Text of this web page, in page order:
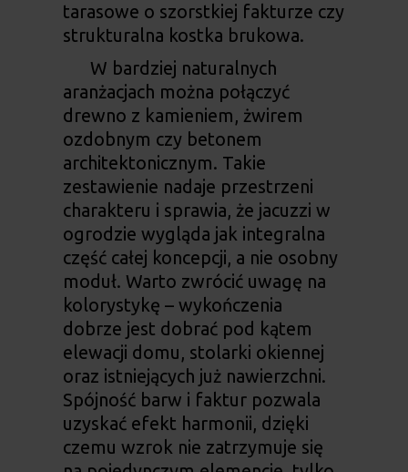
tarasowe o szorstkiej fakturze czy
strukturalna kostka brukowa.
W bardziej naturalnych
aranżacjach można połączyć
drewno z kamieniem, żwirem
ozdobnym czy betonem
architektonicznym. Takie
zestawienie nadaje przestrzeni
charakteru i sprawia, że jacuzzi w
ogrodzie wygląda jak integralna
część całej koncepcji, a nie osobny
moduł. Warto zwrócić uwagę na
kolorystykę – wykończenia
dobrze jest dobrać pod kątem
elewacji domu, stolarki okiennej
oraz istniejących już nawierzchni.
Spójność barw i faktur pozwala
uzyskać efekt harmonii, dzięki
czemu wzrok nie zatrzymuje się